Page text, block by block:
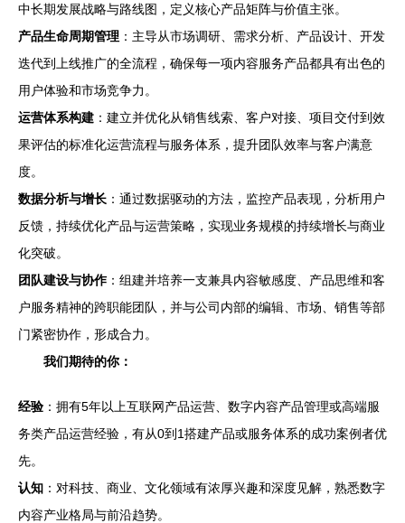
中长期发展战略与路线图，定义核心产品矩阵与价值主张。
产品生命周期管理 ：主导从市场调研、需求分析、产品设计、开发
迭代到上线推广的全流程，确保每一项内容服务产品都具有出色的
用户体验和市场竞争力。
运营体系构建 ：建立并优化从销售线索、客户对接、项目交付到效
果评估的标准化运营流程与服务体系，提升团队效率与客户满意
度。
数据分析与增长 ：通过数据驱动的方法，监控产品表现，分析用户
反馈，持续优化产品与运营策略，实现业务规模的持续增长与商业
化突破。
团队建设与协作：组建并培养一支兼具内容敏感度、产品思维和客
户服务精神的跨职能团队，并与公司内部的编辑、市场、销售等部
门紧密协作，形成合力。
我们期待的你：
经验 ：拥有5年以上互联网产品运营、数字内容产品管理或高端服
务类产品运营经验，有从0到1搭建产品或服务体系的成功案例者优
先。
认知 ：对科技、商业、文化领域有浓厚兴趣和深度见解，熟悉数字
内容产业格局与前沿趋势。